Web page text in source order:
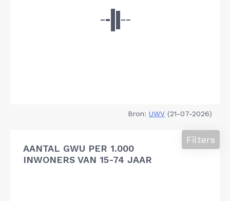
Bron: UWV (21-07-2026)
AANTAL GWU PER 1.000
INWONERS VAN 15-74 JAAR
Filters